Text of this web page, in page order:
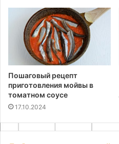
Пошаговый рецепт
приготовления мойвы в
томатном соусе
17.10.2024